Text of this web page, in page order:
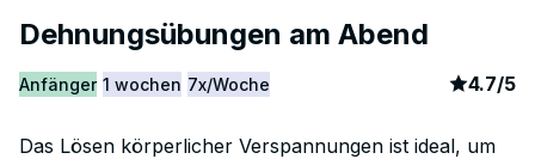
Dehnungsübungen am Abend
Anfänger 1 wochen 7x/Woche article
4.7/5
Das Lösen körperlicher Verspannungen ist ideal, um